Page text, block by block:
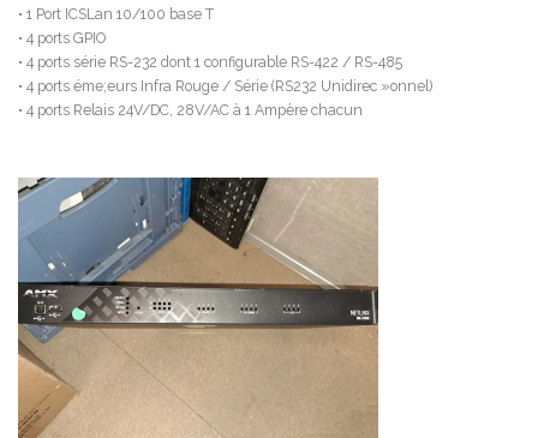
• 1 Port ICSLan 10/100 base T
• 4 ports GPIO
• 4 ports série RS-232 dont 1 configurable RS-422 / RS-485
• 4 ports éme;eurs Infra Rouge / Série (RS232 Unidirec »onnel)
• 4 ports Relais 24V/DC, 28V/AC à 1 Ampère chacun